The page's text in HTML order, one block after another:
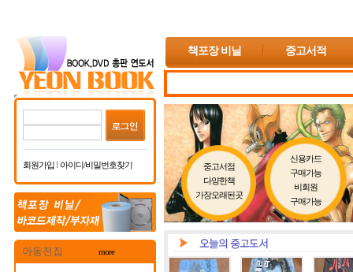
책포장 비닐 중고서적
회원가입 아이디/비밀번호찾기
아동전집 more
중고서점
다양한책
가장오래된곳
신용카드
구매가능
비회원
구매가능